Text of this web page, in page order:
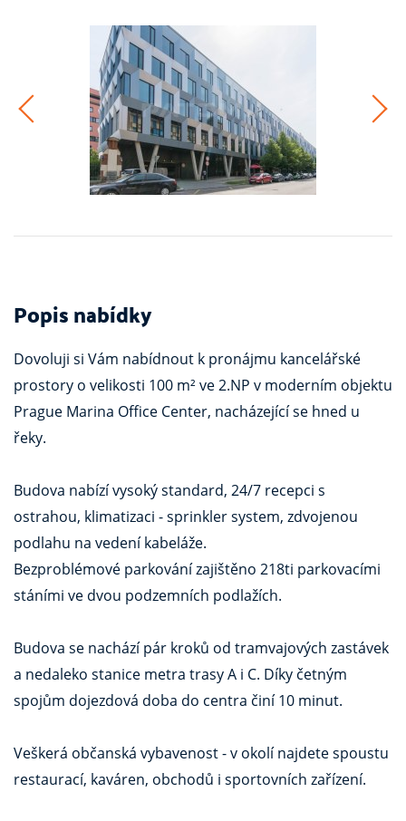
Popis nabídky
Dovoluji si Vám nabídnout k pronájmu kancelářské
prostory o velikosti 100 m² ve 2.NP v moderním objektu
Prague Marina Office Center, nacházející se hned u
řeky.
Budova nabízí vysoký standard, 24/7 recepci s
ostrahou, klimatizaci - sprinkler system, zdvojenou
podlahu na vedení kabeláže.
Bezproblémové parkování zajištěno 218ti parkovacími
stáními ve dvou podzemních podlažích.
Budova se nachází pár kroků od tramvajových zastávek
a nedaleko stanice metra trasy A i C. Díky četným
spojům dojezdová doba do centra činí 10 minut.
Veškerá občanská vybavenost - v okolí najdete spoustu
restaurací, kaváren, obchodů i sportovních zařízení.